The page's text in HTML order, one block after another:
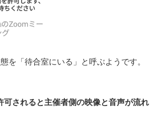
を「待合室にいる」と呼ぶようです。
可されると主催者側の映像と音声が流れ